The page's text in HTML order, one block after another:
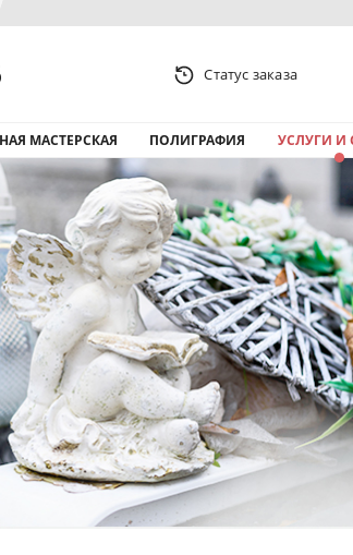
Статус заказа
МАСТЕРСКАЯ ПОЛИГРАФИЯ УСЛУГИ И